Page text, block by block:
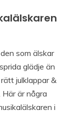
som älskar
glädje än
julklappar &
är några
i